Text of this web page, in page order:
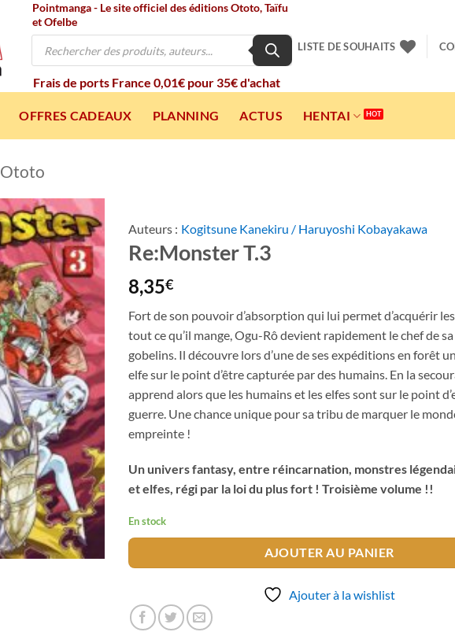
Pointmanga - Le site officiel des éditions Ototo, Taïfu
et Ofelbe
Recherche
Frais de ports France 0,01€ pour 35€ d'achat
LISTE DE SOUHAITS
OFFRES CADEAUX PLANNING ACTUS HENTAI
Ototo
Ajouter
à la
wishlist
Auteurs : Kogitsune Kanekiru / Haruyoshi Kobayakawa
Re:Monster T.3
8,35€
Fort de son pouvoir d’absorption qui lui permet d’acquérir
tout ce qu’il mange, Ogu-Rô devient rapidement le chef de
gobelins. Il découvre lors d’une de ses expéditions en forêt
elfe sur le point d’être capturée par des humains. En la
apprend alors que les humains et les elfes sont sur le point
guerre. Une chance unique pour sa tribu de marquer le
empreinte !
Un univers fantasy, entre réincarnation, monstres
et elfes, régi par la loi du plus fort ! Troisième volume !!
En stock
AJOUTER AU PANIER
Ajouter à la wishlist